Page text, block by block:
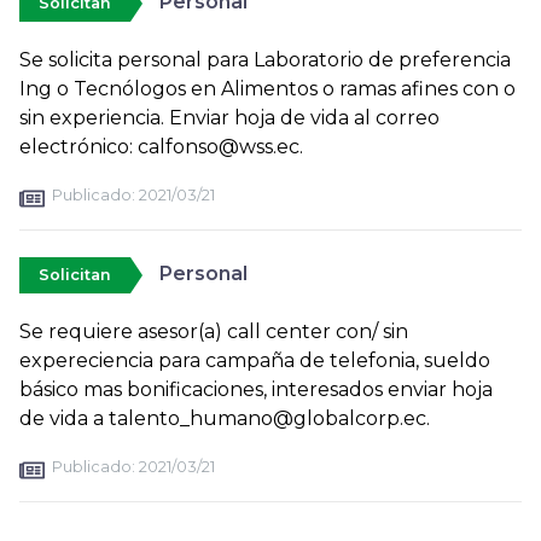
Se solicita personal para Laboratorio de preferencia
Ing o Tecnólogos en Alimentos o ramas afines con o
sin experiencia. Enviar hoja de vida al correo
electrónico: calfonso@wss.ec.
Publicado: 2021/03/21
Solicitan Personal
Se requiere asesor(a) call center con/ sin
expereciencia para campaña de telefonia, sueldo
básico mas bonificaciones, interesados enviar hoja
de vida a talento_humano@globalcorp.ec.
Publicado: 2021/03/21